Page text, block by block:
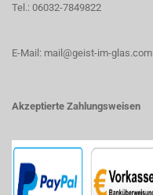
Tel.: 06032-7849822
E-Mail: mail@geist-im-glas.com
Akzeptierte Zahlungsweisen